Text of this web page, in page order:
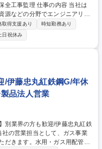
事の内容 当社は
源などの分野でエンジニアリン
トーカ式廃棄物処理施設(リサ
します。 本社(大崎)勤
督業務を実施いただきます。
ギー関連施設の運転・維持管
ネルギー株式会社の定期整備
ることを決定した為、整備・
備・保全工事監理
取得支援あり
時短勤務あり
日祝休み
/伊藤忠丸紅鉄鋼G/年休
品法人営業
だきます。水用・ガス用配管資